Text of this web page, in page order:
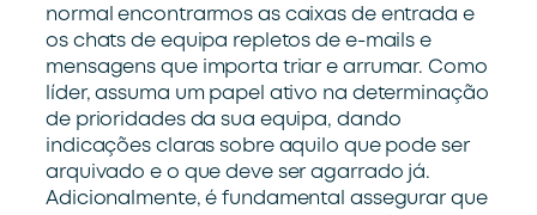
normal encontrarmos as caixas de entrada e
os chats de equipa repletos de e-mails e
mensagens que importa triar e arrumar. Como
líder, assuma um papel ativo na determinação
de prioridades da sua equipa, dando
indicações claras sobre aquilo que pode ser
arquivado e o que deve ser agarrado já.
Adicionalmente, é fundamental assegurar que